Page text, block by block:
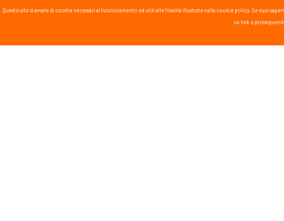
Questo sito si avvale di cookie necessari al funzionamento ed utili alle finalità illustrate nella cookie policy. Se vuoi
un link o